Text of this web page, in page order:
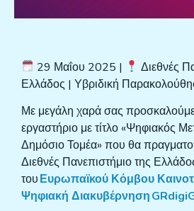
29 Μαΐου 2025 |
Διεθνές
Ελλάδος | Υβριδική
Με μεγάλη χαρά σας
εργαστήριο με τίτλο «Ψηφιακός
Δημόσιο Τομέα» που θα
Διεθνές Πανεπιστήμιο της
τουΕυρωπαϊκού Κόμβου
Ψηφιακή Διακυβέρνηση